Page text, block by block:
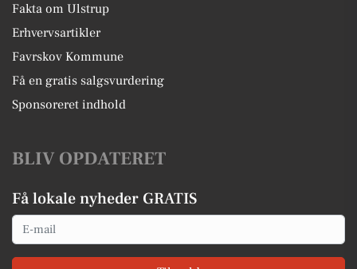
Fakta om Ulstrup
Erhvervsartikler
Favrskov Kommune
Få en gratis salgsvurdering
Sponsoreret indhold
BLIV OPDATERET
Få lokale nyheder GRATIS
Email